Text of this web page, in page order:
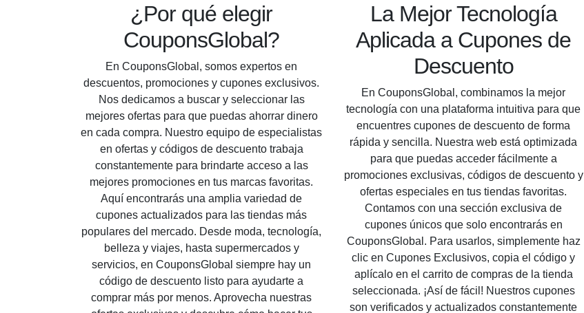
¿Por qué elegir
CouponsGlobal?
En CouponsGlobal, somos expertos en
descuentos, promociones y cupones exclusivos.
Nos dedicamos a buscar y seleccionar las
mejores ofertas para que puedas ahorrar dinero
en cada compra. Nuestro equipo de especialistas
en ofertas y códigos de descuento trabaja
constantemente para brindarte acceso a las
mejores promociones en tus marcas favoritas.
Aquí encontrarás una amplia variedad de
cupones actualizados para las tiendas más
populares del mercado. Desde moda, tecnología,
belleza y viajes, hasta supermercados y
servicios, en CouponsGlobal siempre hay un
código de descuento listo para ayudarte a
comprar más por menos. Aprovecha nuestras
La Mejor Tecnología
Aplicada a Cupones de
Descuento
En CouponsGlobal, combinamos la mejor
tecnología con una plataforma intuitiva para que
encuentres cupones de descuento de forma
rápida y sencilla. Nuestra web está optimizada
para que puedas acceder fácilmente a
promociones exclusivas, códigos de descuento y
ofertas especiales en tus tiendas favoritas.
Contamos con una sección exclusiva de
cupones únicos que solo encontrarás en
CouponsGlobal. Para usarlos, simplemente haz
clic en Cupones Exclusivos, copia el código y
aplícalo en el carrito de compras de la tienda
seleccionada. ¡Así de fácil! Nuestros cupones
son verificados y actualizados constantemente